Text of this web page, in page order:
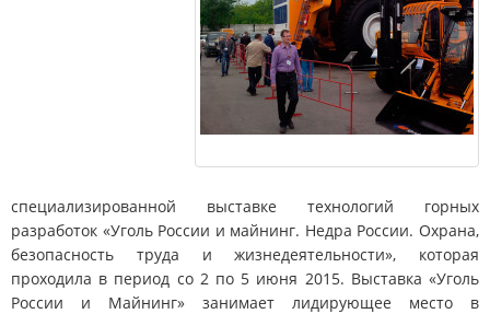
специализированной выставке технологий горных
разработок «Уголь России и майнинг. Недра России. Охрана,
безопасность труда и жизнедеятельности», которая
проходила в период со 2 по 5 июня 2015. Выставка «Уголь
России и Майнинг» занимает лидирующее место в